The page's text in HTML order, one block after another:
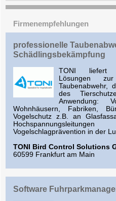
Firmenempfehlungen
professionelle
Schädlingsbekämpfung
TONI liefert
Lösungen
Taubenabwehr,
des
Anwendung:
Wohnhäusern, Fabriken,
Vogelschutz z.B. an
Vogelschlagprävention in der
TONI Bird Control Solutions
60599 Frankfurt am Main
Software